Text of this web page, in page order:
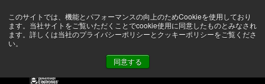
このサイトでは、機能とパフォーマンスの向上のためCookieを使用しており
ます。当社サイトをご覧いただくことでcookie使用に同意したものとみなされ
ます。詳しくは当社のプライバシーポリシーとクッキーポリシーをご覧くださ
い。
同意する
テ
ス
ありません 詳しい情報はこちら➜